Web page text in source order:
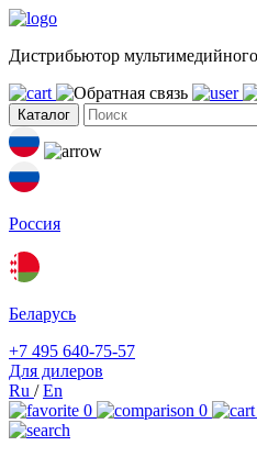
Дистрибьютор
Каталог
Россия
Беларусь
+7 495 640-75-57
Для дилеров
Ru /En
0
0